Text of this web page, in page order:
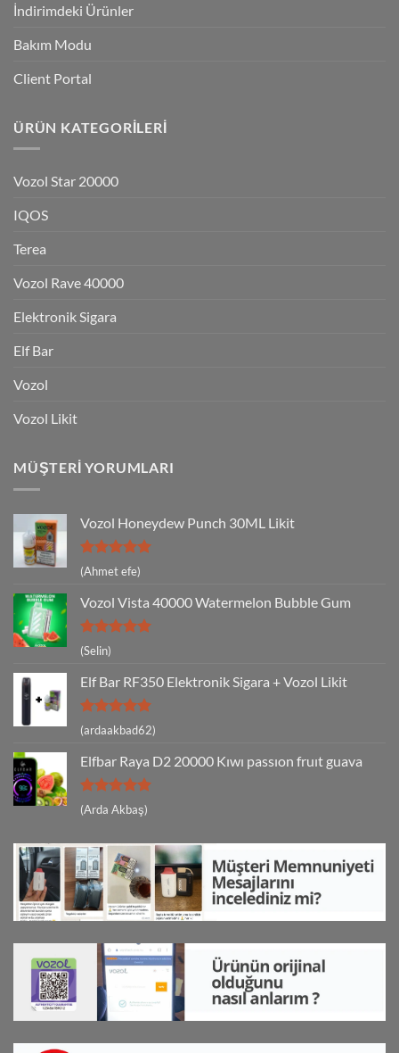
İndirimdeki Ürünler
Bakım Modu
Client Portal
ÜRÜN KATEGORILERI
Vozol Star 20000
IQOS
Terea
Vozol Rave 40000
Elektronik Sigara
Elf Bar
Vozol
Vozol Likit
MÜŞTERI YORUMLARI
Vozol Honeydew Punch 30ML Likit
5 üzerinden
5
(Ahmet efe)
Vozol Vista 40000 Watermelon Bubble Gum
5 üzerinden
5
oy aldı
(Selin)
Elf Bar RF350 Elektronik Sigara + Vozol Likit
5 üzerinden
5
(ardaakbad62)
Elfbar Raya D2 20000 Kıwı passıon fruıt guava
5 üzerinden
5
(Arda Akbaş)